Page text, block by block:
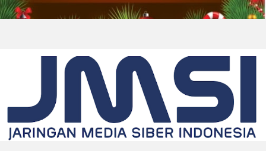
(“Univar Solutions” atau “Perusahaan”),
penyedia solusi global terkemuka bagi